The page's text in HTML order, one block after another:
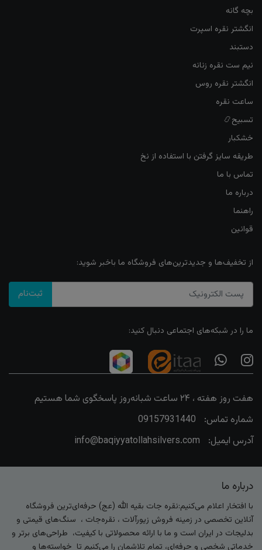
بچه گانه
انگشتر نقره اسپرت
دستبند
نیم ست نقره زنانه
انگشتر نقره روس
ساعت نقره
تسبیح📿
خشکبار
طریقه سایز گرفتن با استفاده از نخ
تماس با ما
درباره ما
راهنما
قوانین
از تخفیف‌ها و جدیدترین‌های فروشگاه ما باخبر شوید:
ثبت‌نام
ما را در شبکه‌های اجتماعی دنبال کنید:
هفت روز هفته ، ۲۴ ساعت شبانه‌روز پاسخگوی شما هستیم
شماره تماس:
09157931440
آدرس ایمیل:
info@baqiyyatollahsilvers.com
درباره ما
با افتخار اعلام می‌کنیم:نقره جات بقیه الله (عج) حرفه‌ای‌ترین فروشگاه
آنلاین تخصصی در زمینه فروش زیورآلات ، نقره‌جات ، سنگ‌های قیمتی و
بدلیجات در ایران است و ما با ارائه محصولاتی با کیفیت، طراحی‌های برتر و
خدماتی شخصی و حرفه‌ای، تمام تلاشمان را می‌کنیم تا خواسته‌ها و